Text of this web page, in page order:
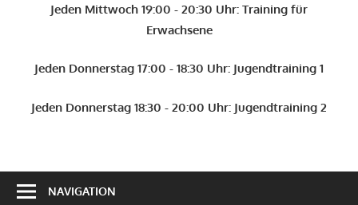
Jeden Mittwoch 19:00 - 20:30 Uhr: Training für
Erwachsene
Jeden Donnerstag 17:00 - 18:30 Uhr: Jugendtraining 1
Jeden Donnerstag 18:30 - 20:00 Uhr: Jugendtraining 2
NAVIGATION